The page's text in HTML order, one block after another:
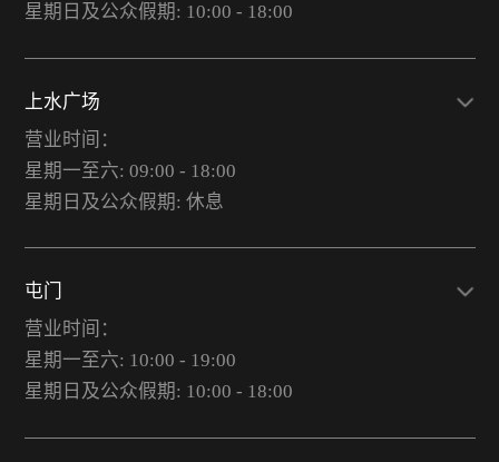
星期日及公众假期: 10:00 - 18:00
上水广场
营业时间：
星期一至六: 09:00 - 18:00
星期日及公众假期: 休息
屯门
营业时间：
星期一至六: 10:00 - 19:00
星期日及公众假期: 10:00 - 18:00